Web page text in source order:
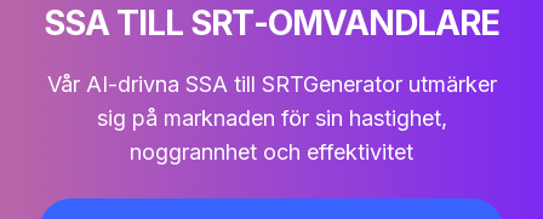
SSA TILL SRT-OMVANDLARE
Vår AI-drivna SSA till SRTGenerator utmärker
sig på marknaden för sin hastighet,
noggrannhet och effektivitet